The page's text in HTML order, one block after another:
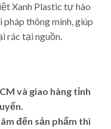
Xanh Plastic tự hào
pháp thông minh, giúp
rác tại nguồn.
và giao hàng tỉnh
đến sản phẩm thì